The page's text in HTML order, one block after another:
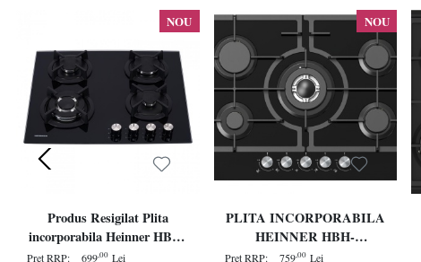
NOU
Produs Resigilat Plita
incorporabila Heinner HBH-
S584WI-GBK, Gaz, 4
Pret RRP: 699,00 Lei
NOU
PLITA INCORPORABILA
HEINNER HBH-
M705IWFGBK, GAZ, 5
Pret RRP: 759,00 Lei